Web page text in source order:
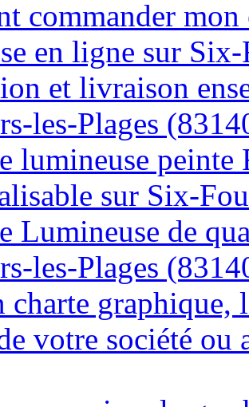
commander
en ligne sur
et livraison
les-Plages
lumineuse
sur Six-
Lumineuse de
les-Plages
charte graphique,
votre société ou